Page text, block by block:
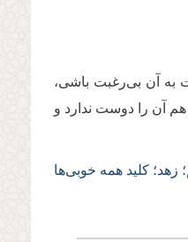
به آن بی‌رغبت باشی،
هم آن را دوست ندارد و